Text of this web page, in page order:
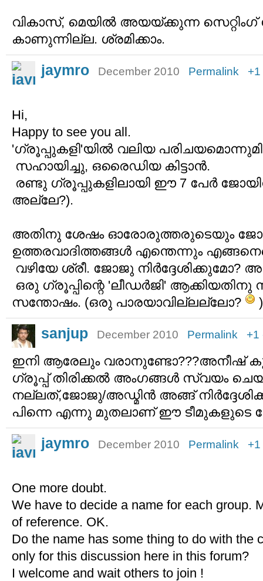
വികാസ്‌, മെയില്‍ അയയ്ക്കുന്ന സെറ്റിംഗ്
കാണുന്നില്ല. ശ്രമിക്കാം.
jaymro December 2010 Permalink +1
Hi,
Happy to see you all.
'ഗ്രൂപ്പുകളി'യിൽ വലിയ
സഹായിച്ചു, ഒരൈഡിയ കിട്ടാൻ.
രണ്ടു ഗ്രൂപ്പുകളിലായി ഈ 7 പേർ
അല്ലേ?).
അതിനു ശേഷം ഓരോരുത്തരുടെയും
ഉത്തരവാദിത്തങ്ങൾ എന്തെന്നും
വഴിയേ ശ്രീ. ജോജു
ഒരു ഗ്രൂപ്പിന്റെ 'ലീഡർജി' ആക്കിയതിനു
സന്തോഷം. (ഒരു പാരയാവില്ലല്ലോ?
)
sanjup December 2010 Permalink +1
ഇനി ആരേലും വരാനുണ്ടോ???അനീഷ്
ഗ്രൂപ്പ് തിരിക്കല്‍ അംഗങ്ങള്‍ സ്വയം
നല്ലത്,ജോജു/അഡ്മിന്‍ അങ്ങ്
പിന്നെ എന്നു മുതലാണ് ഈ ടീമുകളുടെ
jaymro December 2010 Permalink +1
One more doubt.
We have to decide a name for each group.
of reference. OK.
Do the name has some thing to do with the
only for this discussion here in this forum?
I welcome and wait others to join !